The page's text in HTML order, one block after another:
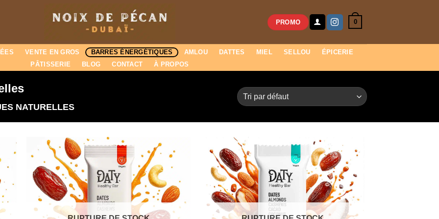
PROMO 0
VENTE EN GROS BARRES ÉNERGÉTIQUES AMLOU DATTES MIEL SELLOU
ÉPICERIE
PÂTISSERIE
BLOG CONTACT À PROPOS
NATURELLES